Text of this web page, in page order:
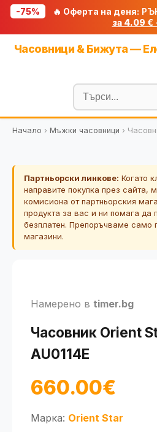
-75% 🔥 Оферта на деня:
за 4.09 €
Часовници & Бижута —
Блог
🧮
🔍 Намери
🎟️ Купони
Начало › Мъжки часовници ›
Партньорски линкове: Когато
направите покупка през сайта,
комисиона от партньорския
продукта за вас и ни помага да
безплатен. Препоръчваме само
магазини.
Намерено в timer.bg
Часовник Orient
AU0114E
660.00€
Марка: Orient Star